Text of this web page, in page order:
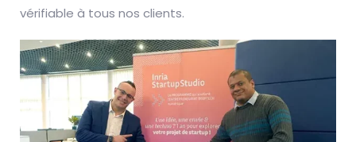
vérifiable à tous nos clients.